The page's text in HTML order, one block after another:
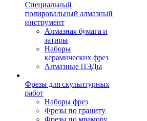
Специальный
полировальный алмазный
инструмент
Алмазная бумага и
затиры
Наборы
керамических фрез
Алмазные ПЭДы
Фрезы для скульптурных
работ
Наборы фрез
Фрезы по граниту
Фрезы по мрамору